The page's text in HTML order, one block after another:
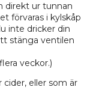
direkt ur tunnan
förvaras i kylskåp
inte dricker din
stänga ventilen
veckor.)
eller som är